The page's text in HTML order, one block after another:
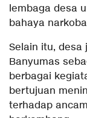
lembaga desa
bahaya
Selain itu, desa
Banyumas
berbagai
bertujuan
terhadap